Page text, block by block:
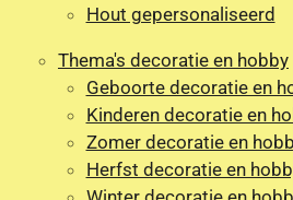
Hout gepersonaliseerd
Thema's decoratie en hobby
Geboorte decoratie en
Kinderen decoratie en
Zomer decoratie en
Herfst decoratie en